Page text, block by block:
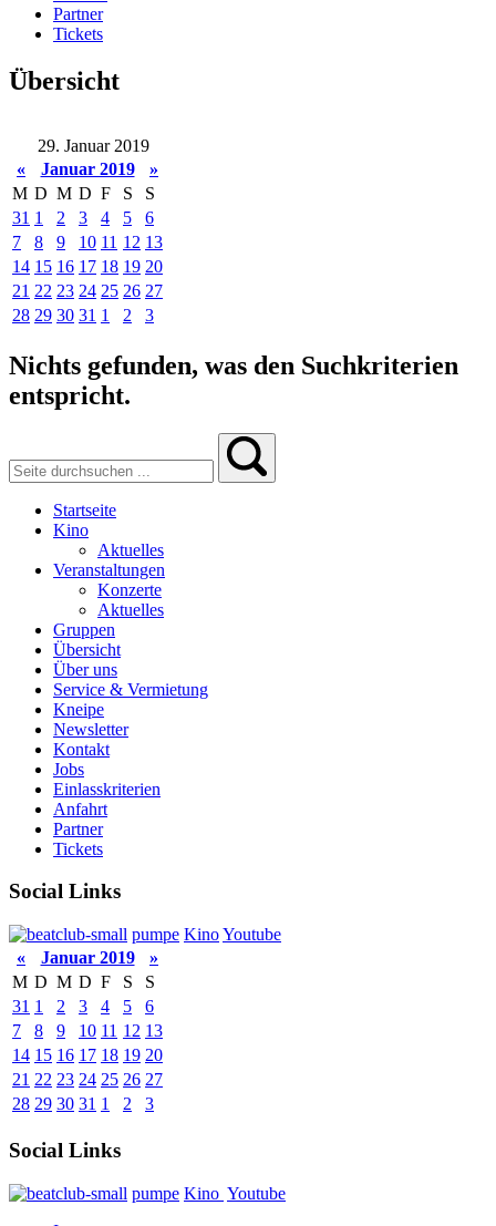
Partner
Tickets
Übersicht
29. Januar 2019
«
Januar 2019
»
M D M D F S
S
31 1 2 3 4 5
6
7
8 9 10 11 12 13
14 15 16 17 18 19 20
21 22 23 24 25 26 27
28 29 30 31 1 2 3
Nichts gefunden, was den Suchkriterien
entspricht.
Startseite
Kino
Aktuelles
Veranstaltungen
Konzerte
Aktuelles
Gruppen
Übersicht
Über uns
Service & Vermietung
Kneipe
Newsletter
Kontakt
Jobs
Einlasskriterien
Anfahrt
Partner
Tickets
Social Links
pumpe KinoYoutube
«
Januar 2019
»
M D M D F S
S
31 1 2 3 4 5
6
7
8 9 10 11 12 13
14 15 16 17 18 19 20
21 22 23 24 25 26 27
28 29 30 31 1 2 3
Social Links
pumpe Kino Youtube